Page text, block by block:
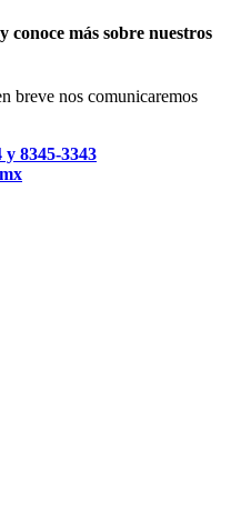
conoce más sobre nuestros
breve nos comunicaremos
y 8345-3343